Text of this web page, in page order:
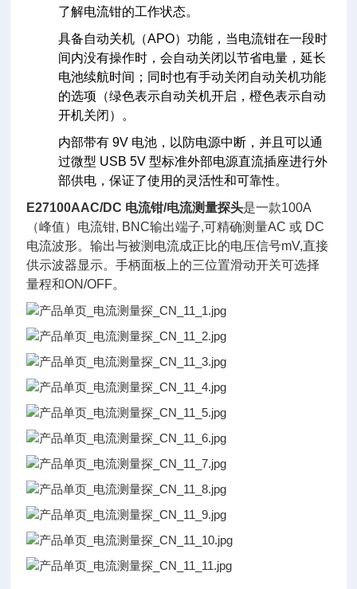
了解电流钳的工作状态。
具备自动关机（APO）功能，当电流钳在一段时
间内没有操作时，会自动关闭以节省电量，延长
电池续航时间；同时也有手动关闭自动关机功能
的选项（绿色表示自动关机开启，橙色表示自动
开机关闭）。
内部带有 9V 电池，以防电源中断，并且可以通
过微型 USB 5V 型标准外部电源直流插座进行外
部供电，保证了使用的灵活性和可靠性。
E27100AAC/DC 电流钳/电流测量探头是一款100A
（峰值）电流钳, BNC输出端子,可精确测量AC 或 DC
电流波形。输出与被测电流成正比的电压信号mV,直接
供示波器显示。手柄面板上的三位置滑动开关可选择
量程和ON/OFF。